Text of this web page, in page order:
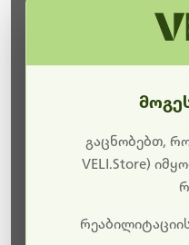
ბოდიშს გიხდით
მიმდინარეობს
მალე ისევ
გაცნობებთ,
VELI.Store)